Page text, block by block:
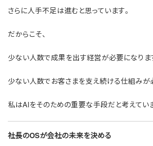
さらに人手不足は進むと思っています。
だからこそ、
少ない人数で成果を出す経営が必要になりま
少ない人数でお客さまを支え続ける仕組みが
私はAIをそのための重要な手段だと考えてい
社長のOSが会社の未来を決める